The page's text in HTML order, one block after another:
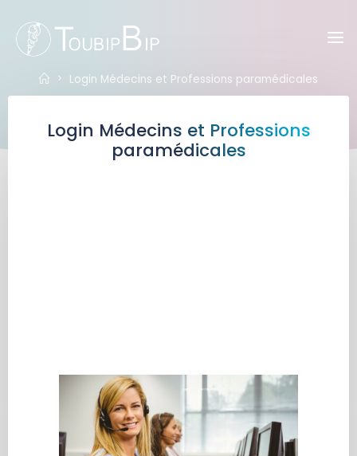
content
HomeLogin Médecins et Professions paramédicales
Login Médecins et Professions
paramédicales